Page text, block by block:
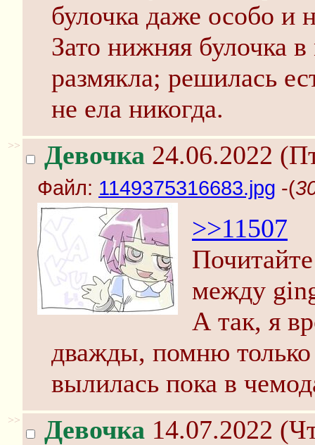
булочка даже особо и
Зато нижняя булочка
размякла; решилась
не ела никогда.
>> Девочка 24.06.2022
Файл: 1149375316683.jpg -(
>>11507
между
А так, я
дважды, помню
вылилась пока в
>> Девочка 14.07.2022